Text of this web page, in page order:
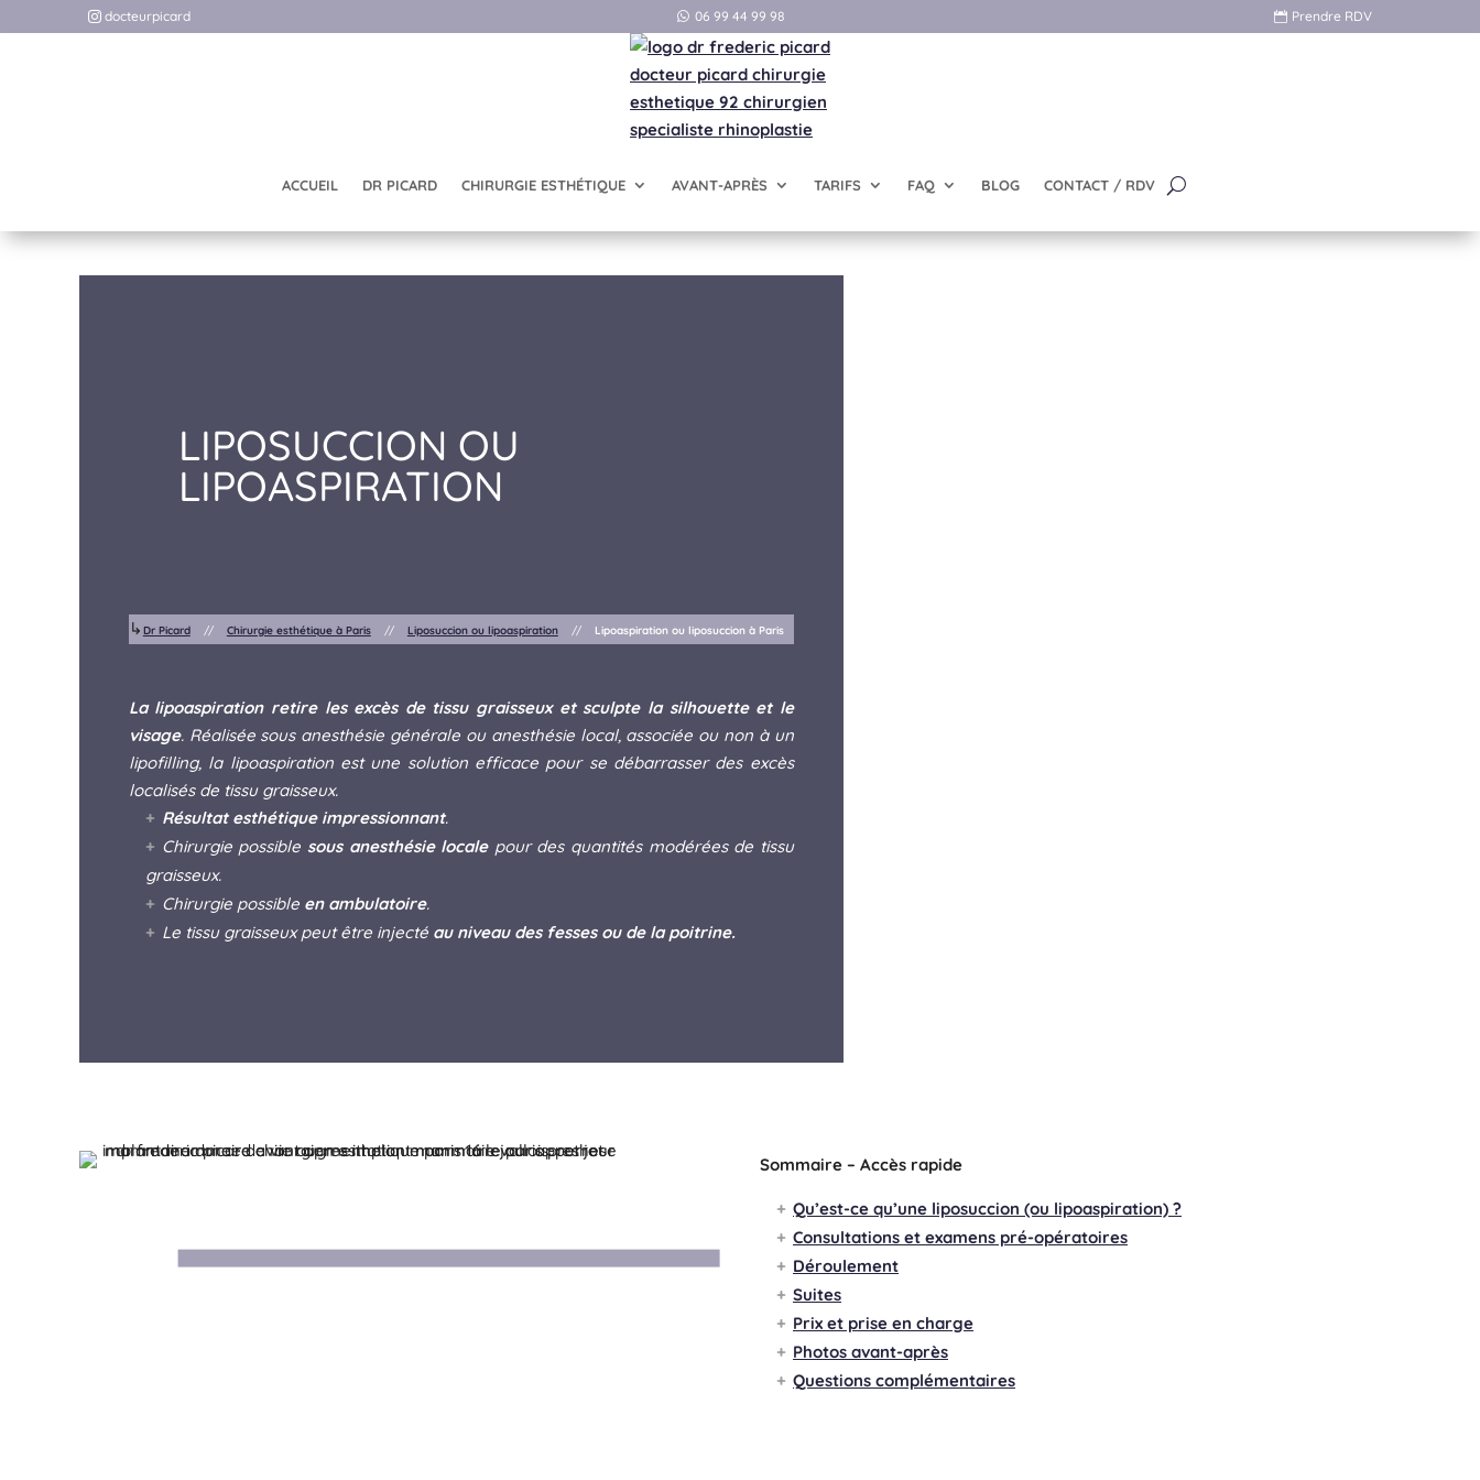
docteurpicard 06 99 44 99 98 Prendre RDV
ACCUEIL DR PICARD CHIRURGIE ESTHÉTIQUE AVANT-APRÈS TARIFS FAQ BLOG CONTACT / RDV
LIPOSUCCION OU
LIPOASPIRATION
↳ Dr Picard// Chirurgie esthétique à Paris// Liposuccion ou lipoaspiration// Lipoaspiration ou liposuccion à Paris
La lipoaspiration retire les excès de tissu graisseux et sculpte la silhouette et le
visage. Réalisée sous anesthésie générale ou anesthésie local, associée ou non à un
lipofilling, la lipoaspiration est une solution efficace pour se débarrasser des excès
localisés de tissu graisseux.
Résultat esthétique impressionnant.
Chirurgie possible sous anesthésie localepour des quantités modérées de tissu
graisseux.
Chirurgie possible en ambulatoire.
Le tissu graisseux peut être injecté au niveau des fesses ou de la poitrine.
Sommaire – Accès rapide
Qu’est-ce qu’une liposuccion (ou lipoaspiration) ?
Consultations et examens pré-opératoires
Déroulement
Suites
Prix et prise en charge
Photos avant-après
Questions complémentaires